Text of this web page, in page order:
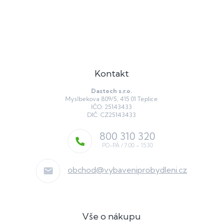
Kontakt
Dastech s.r.o.
Myslbekova 809/5, 415 01 Teplice
IČO: 25143433
DIČ: CZ25143433
obchod@vybaveniprobydleni.cz
800 310 320
Vše o nákupu